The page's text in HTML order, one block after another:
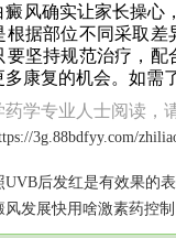
癜风确实让家长操心
根据部位不同采取
要坚持规范治疗，
康复的机会。如需
学专业人士阅读，
3g.88bdfyy.com/
UVB后发红是有效果的
风发展快用啥激素药控制